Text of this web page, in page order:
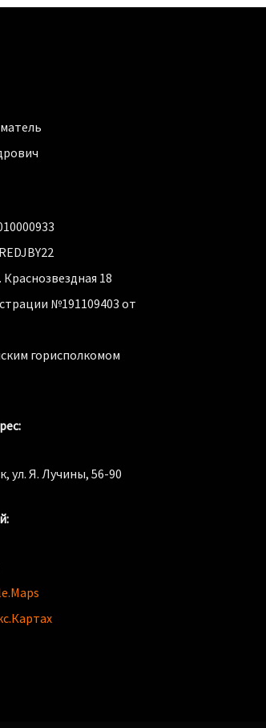
18
№191109403 от
горисполкомом
ул. Я. Лучины, 56-90